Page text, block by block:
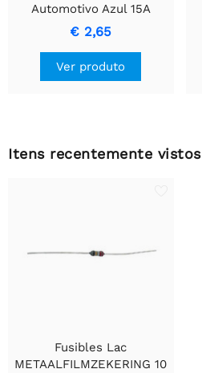
Automotivo Azul 15A
AUTOZEKERING
€ 2,65
Ver produto
Itens recentemente vistos
Fusibles Lac
METAALFILMZEKERING 10